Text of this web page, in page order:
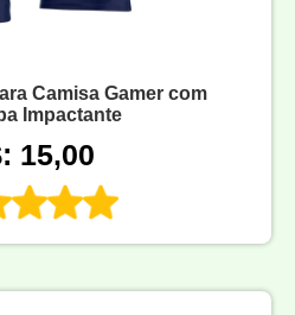
Camisa Gamer com
Impactante
15,00